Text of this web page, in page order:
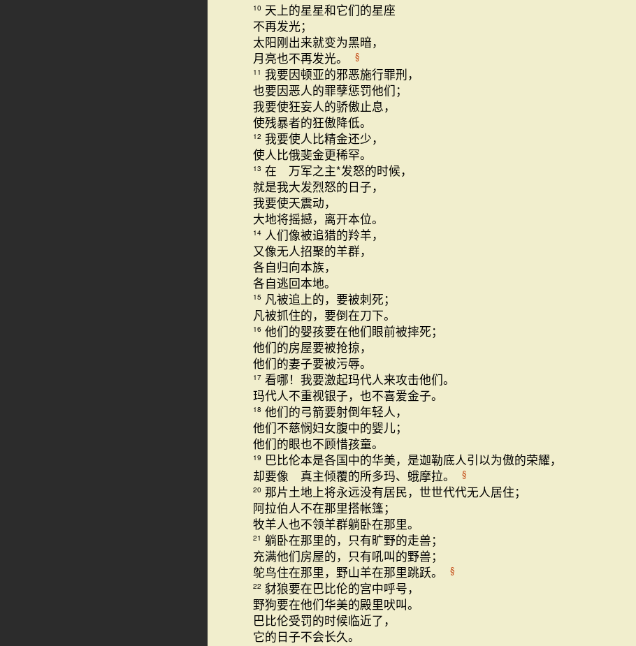
10 天上的星星和它们的星座
不再发光；
太阳刚出来就变为黑暗，
月亮也不再发光。
§
11 我要因顿亚的邪恶施行罪刑，
也要因恶人的罪孽惩罚他们；
我要使狂妄人的骄傲止息，
使残暴者的狂傲降低。
12 我要使人比精金还少，
使人比俄斐金更稀罕。
13 在 万军之主*发怒的时候，
就是我大发烈怒的日子，
我要使天震动，
大地将摇撼，离开本位。
14 人们像被追猎的羚羊，
又像无人招聚的羊群，
各自归向本族，
各自逃回本地。
15 凡被追上的，要被刺死；
凡被抓住的，要倒在刀下。
16 他们的婴孩要在他们眼前被摔死；
他们的房屋要被抢掠，
他们的妻子要被污辱。
17 看哪！我要激起玛代人来攻击他们。
玛代人不重视银子，也不喜爱金子。
18 他们的弓箭要射倒年轻人，
他们不慈悯妇女腹中的婴儿；
他们的眼也不顾惜孩童。
19 巴比伦本是各国中的华美，是迦勒底人引以为傲的荣耀，
却要像 真主倾覆的所多玛、蛾摩拉。
§
20 那片土地上将永远没有居民，世世代代无人居住；
阿拉伯人不在那里搭帐篷；
牧羊人也不领羊群躺卧在那里。
21 躺卧在那里的，只有旷野的走兽；
充满他们房屋的，只有吼叫的野兽；
鸵鸟住在那里，野山羊在那里跳跃。
§
22 豺狼要在巴比伦的宫中呼号，
野狗要在他们华美的殿里吠叫。
巴比伦受罚的时候临近了，
它的日子不会长久。